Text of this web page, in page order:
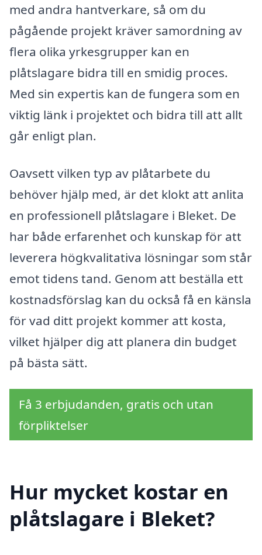
med andra hantverkare, så om du
pågående projekt kräver samordning av
flera olika yrkesgrupper kan en
plåtslagare bidra till en smidig proces.
Med sin expertis kan de fungera som en
viktig länk i projektet och bidra till att allt
går enligt plan.
Oavsett vilken typ av plåtarbete du
behöver hjälp med, är det klokt att anlita
en professionell plåtslagare i Bleket. De
har både erfarenhet och kunskap för att
leverera högkvalitativa lösningar som står
emot tidens tand. Genom att beställa ett
kostnadsförslag kan du också få en känsla
för vad ditt projekt kommer att kosta,
vilket hjälper dig att planera din budget
på bästa sätt.
Få 3 erbjudanden, gratis och utan
förpliktelser
Hur mycket kostar en
plåtslagare i Bleket?